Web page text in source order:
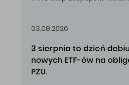
03.08.2026
3 sierpnia to dzień
nowych ETF-ów na
PZU.